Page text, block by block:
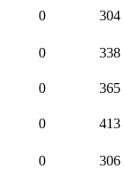
0 304
0 338
0 365
0 413
0 306